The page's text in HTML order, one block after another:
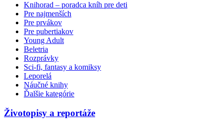
Knihorad – poradca kníh pre deti
Pre najmenších
Pre prvákov
Pre pubertiakov
Young Adult
Beletria
Rozprávky
Sci-fi, fantasy a komiksy
Leporelá
Náučné knihy
Ďalšie kategórie
Životopisy a reportáže